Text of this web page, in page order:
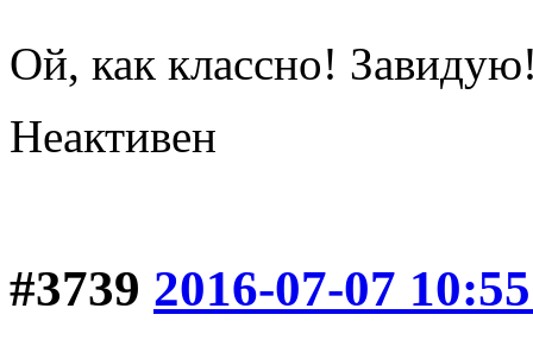
Ой, как классно!
Неактивен
#3739 2016-07-07